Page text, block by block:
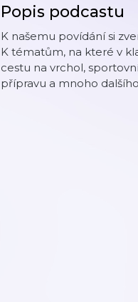
Popis podcastu
K našemu povídání si
K tématům, na které v
cestu na vrchol,
přípravu a mnoho